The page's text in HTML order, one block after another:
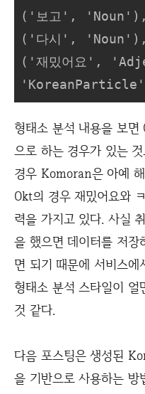
('보고',
('다시',
('재밌어요',
형태소 분석 내용을 보
으로 하는 경우가 있는
경우 Komoran은 아예
Okt의 경우 재밌어요와
력을 가지고 있다. 사실
을 했으면 데이터를 저장
면 되기 때문에 서비스
형태소 분석 스타일이 얼
것 같다.
다음 포스팅은 생성된
을 기반으로 사용하는 방